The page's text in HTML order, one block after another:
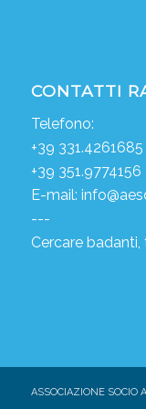
CONTATTI
Telefono:
+39 331.4261685
+39 351.9774156
E-mail:
---
Cercare
ASSOCIAZIONE SOCIO